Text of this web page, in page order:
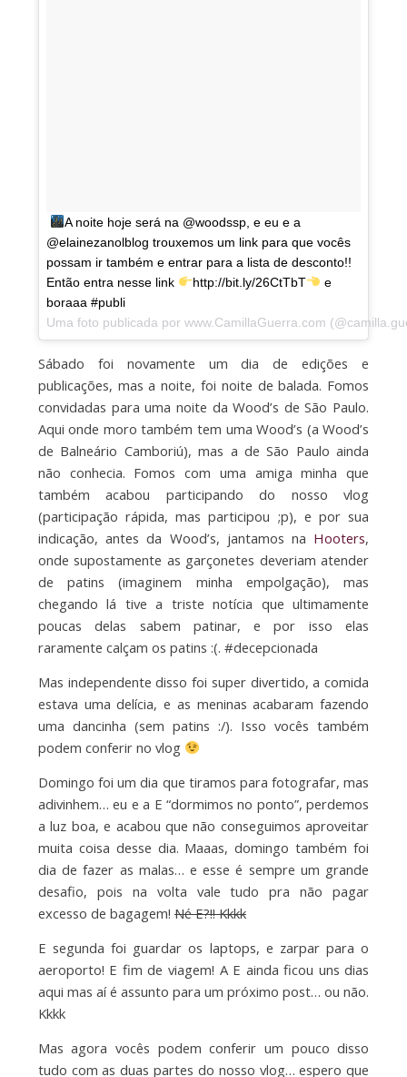
A noite hoje será na @woodssp, e eu e a
@elainezanolblog trouxemos um link para que vocês
possam ir também e entrar para a lista de desconto!!
Então entra nesse link
http://bit.ly/26CtTbT
e
boraaa #publi
Uma foto publicada por www.CamillaGuerra.com
Sábado foi novamente um dia de edições e
publicações, mas a noite, foi noite de balada. Fomos
convidadas para uma noite da Wood’s de São Paulo.
Aqui onde moro também tem uma Wood’s (a Wood’s
de Balneário Camboriú), mas a de São Paulo ainda
não conhecia. Fomos com uma amiga minha que
também acabou participando do nosso vlog
(participação rápida, mas participou ;p), e por sua
indicação, antes da Wood’s, jantamos na Hooters,
onde supostamente as garçonetes deveriam atender
de patins (imaginem minha empolgação), mas
chegando lá tive a triste notícia que ultimamente
poucas delas sabem patinar, e por isso elas
raramente calçam os patins :(. #decepcionada
Mas independente disso foi super divertido, a comida
estava uma delícia, e as meninas acabaram fazendo
uma dancinha (sem patins :/). Isso vocês também
podem conferir no vlog
Domingo foi um dia que tiramos para fotografar, mas
adivinhem… eu e a E “dormimos no ponto”, perdemos
a luz boa, e acabou que não conseguimos aproveitar
muita coisa desse dia. Maaas, domingo também foi
dia de fazer as malas… e esse é sempre um grande
desafio, pois na volta vale tudo pra não pagar
excesso de bagagem! Né E?!! Kkkk
E segunda foi guardar os laptops, e zarpar para o
aeroporto! E fim de viagem! A E ainda ficou uns dias
aqui mas aí é assunto para um próximo post… ou não.
Kkkk
Mas agora vocês podem conferir um pouco disso
tudo com as duas partes do nosso vlog… espero que